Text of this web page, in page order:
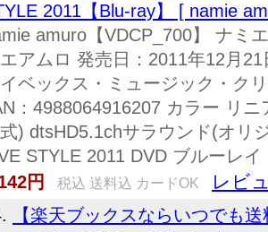
2011【Blu-ray】 [ namie
amuro【VDCP_700】 ナミ
エアムロ 発売日：2011年12月
ベックス・ミュージック・ク
：4988064916207 カラー リ
) dtsHD5.1chサラウンド(オリ
STYLE 2011 DVD ブルーレ
円
税込 送料込 カードOK レビ
【楽天ブックスならいつでも